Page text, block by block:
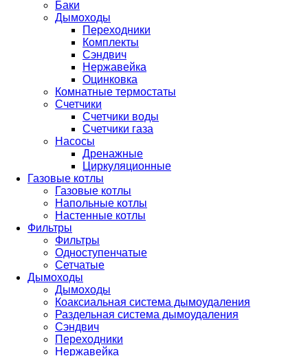
Баки
Дымоходы
Переходники
Комплекты
Сэндвич
Нержавейка
Оцинковка
Комнатные термостаты
Счетчики
Счетчики воды
Счетчики газа
Насосы
Дренажные
Циркуляционные
Газовые котлы
Газовые котлы
Напольные котлы
Настенные котлы
Фильтры
Фильтры
Одноступенчатые
Сетчатые
Дымоходы
Дымоходы
Коаксиальная система дымоудаления
Раздельная система дымоудаления
Сэндвич
Переходники
Нержавейка